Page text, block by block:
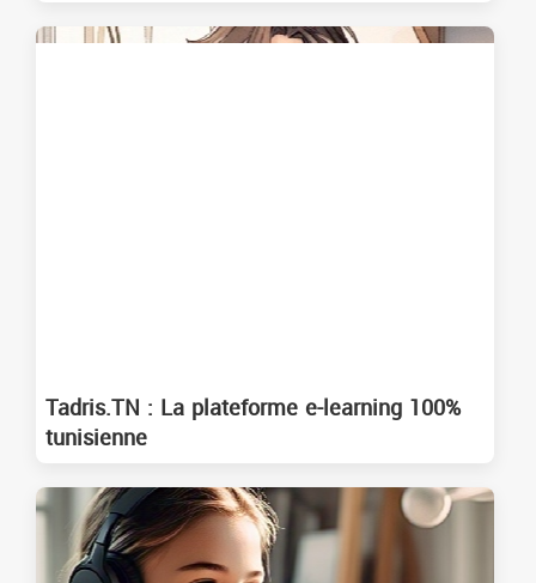
Tadris.TN : La plateforme e-learning 100%
tunisienne